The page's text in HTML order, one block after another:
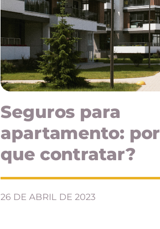
Seguros para
apartamento: por
que contratar?
26 DE ABRIL DE 2023